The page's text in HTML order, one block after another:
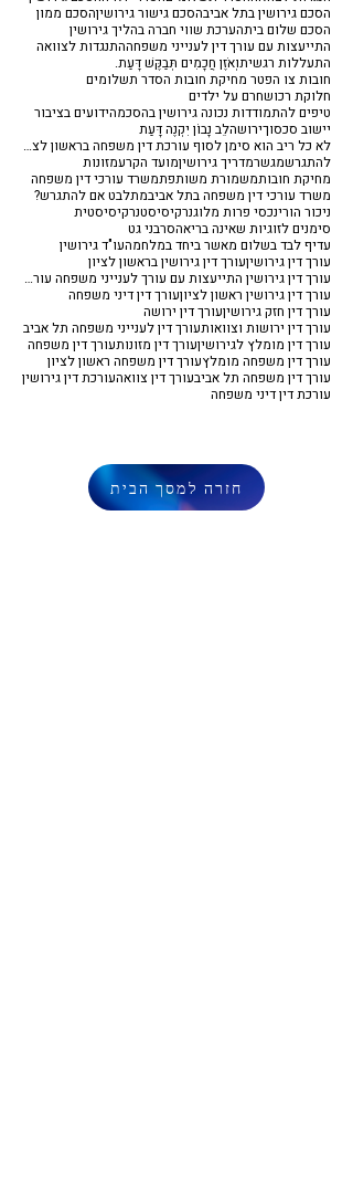
הסכם גירושין בתל אביבהסכם גישור גירושיןהסכם ממון
הסכם שלום ביתהערכת שווי חברה בהליך גירושין
התייעצות עם עורך דין לענייני משפחההתנגדות לצוואה
התעללות רגשיתוְאֹזֶן חֲכָמִים תְּבַקֶּשׁ דָּעַת.
חובות צו הפטר מחיקת חובות הסדר תשלומים
חלוקת רכושחרם על ילדים
טיפים להתמודדות נכונה גירושין בהסכמהידועים בציבור
יישוב סכסוךירושהלֵב נָבוֹן יִקְנֶה דָּעַת
לא כל ריב הוא סימן לסוף עורכת דין משפחה בראשון לציון
להתגרשמגשרמדריך גירושיןמועד הקרעמזונות
מחיקת חובותמשמורת משותפתמשרד עורכי דין משפחה
משרד עורכי דין משפחה בתל אביבמתלבט אם להתגרש?
ניכור הורינכסי פרות מלוגנרקיסיסטנרקיסיסטית
סימנים לזוגיות שאינה בריאהסרבני גט
עדיף לבד בשלום מאשר ביחד במלחמהעו"ד גירושין
עורך דין גירושיןעורך דין גירושין בראשון לציון
עורך דין גירושין התייעצות עם עורך לענייני משפחה עורך דין משפחה
עורך דין גירושין ראשון לציוןעורך דין דיני משפחה
עורך דין חזק גירושיןעורך דין ירושה
עורך דין ירושות וצוואותעורך דין לענייני משפחה תל אביב
עורך דין מומלץ לגירושיןעורך דין מזונותעורך דין משפחה
עורך דין משפחה מומלץעורך דין משפחה ראשון לציון
עורך דין משפחה תל אביבעורך דין צוואהעורכת דין גירושין
עורכת דין דיני משפחה
חזרה למסך הבית